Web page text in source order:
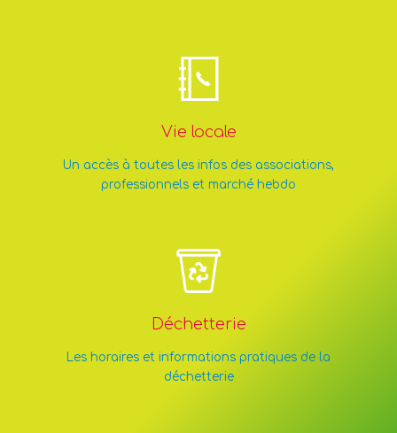
Vie locale
Un accès à toutes les infos des associations,
professionnels et marché hebdo
Déchetterie
Les horaires et informations pratiques de la
déchetterie